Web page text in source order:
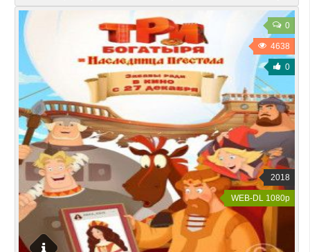
0
4638
0
2018
WEB-DL 1080p